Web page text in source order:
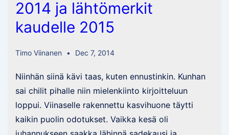
2014 ja lähtömerkit
kaudelle 2015
Timo Viinanen Dec 7, 2014
Niinhän siinä kävi taas, kuten ennustinkin. Kunhan
sai chilit pihalle niin mielenkiinto kirjoitteluun
loppui. Viinaselle rakennettu kasvihuone täytti
kaikin puolin odotukset. Vaikka kesä oli